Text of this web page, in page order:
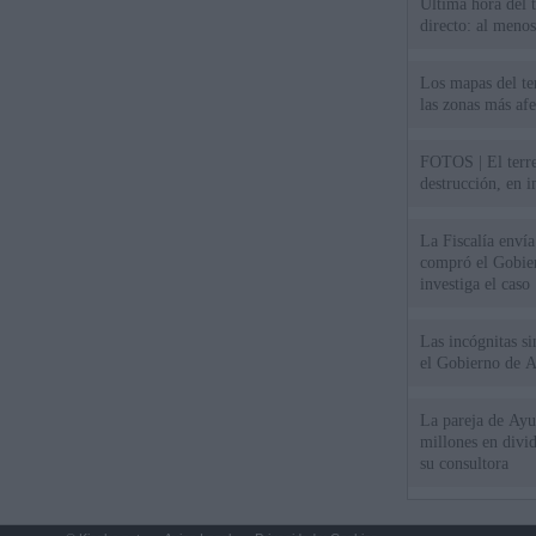
Última hora del
directo: al
Los mapas del
las zonas más
FOTOS | El
destrucción, en
La Fiscalía
compró el
investiga el caso
Las incógnitas
el Gobierno de
La pareja de
millones en
su consultora